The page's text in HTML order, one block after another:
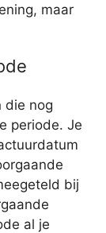
maar
die nog
periode. Je
bij
al je